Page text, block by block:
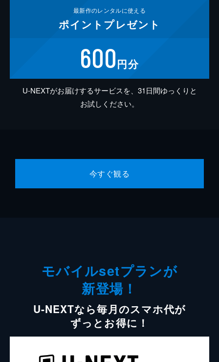
最新作のレンタルに使える
ポイント プレゼント
600円分
U-NEXTがお届けするサービスを、31日間ゆっくりと
お試しください。
今すぐ観る
モバイルsetプランが
新登場！
U-NEXTなら毎月のスマホ代が
ずっとお得に！